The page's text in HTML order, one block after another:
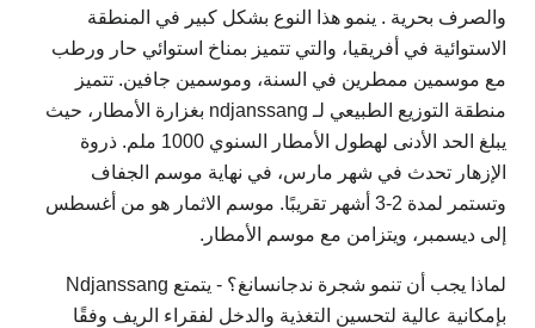
والصرف بحرية . ينمو هذا النوع بشكل كبير في المنطقة
الاستوائية في أفريقيا، والتي تتميز بمناخ استوائي حار ورطب
مع موسمين ممطرين في السنة، وموسمين جافين. تتميز
منطقة التوزيع الطبيعي لـ ndjanssang بغزارة الأمطار، حيث
يبلغ الحد الأدنى لهطول الأمطار السنوي 1000 ملم. ذروة
الإزهار تحدث في شهر مارس، في نهاية موسم الجفاف
وتستمر لمدة 2-3 أشهر تقريبًا. موسم الاثمار هو من أغسطس
إلى ديسمبر، ويتزامن مع موسم الأمطار.
لماذا يجب أن تنمو شجرة ندجانسانغ؟ - يتمتع Ndjanssang
بإمكانية عالية لتحسين التغذية والدخل لفقراء الريف وفقًا